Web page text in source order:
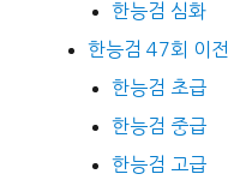
한능검 심화
한능검 47회 이전
한능검 초급
한능검 중급
한능검 고급